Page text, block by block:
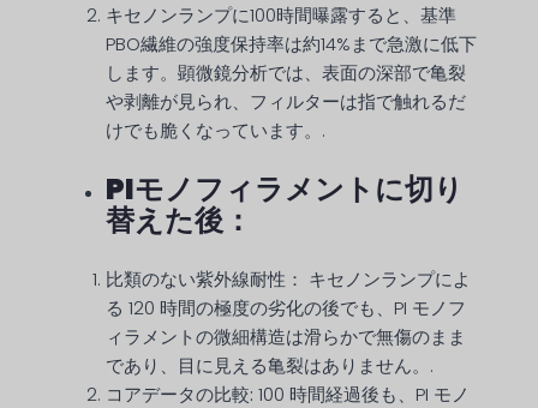
キセノンランプに100時間曝露すると、基準
PBO繊維の強度保持率は約14%まで急激に低下
します。顕微鏡分析では、表面の深部で亀裂
や剥離が見られ、フィルターは指で触れるだ
けでも脆くなっています。.
PIモノフィラメントに切り
替えた後：
比類のない紫外線耐性： キセノンランプによ
る 120 時間の極度の劣化の後でも、PI モノフ
ィラメントの微細構造は滑らかで無傷のまま
であり、目に見える亀裂はありません。.
コアデータの比較: 100 時間経過後も、PI モノ